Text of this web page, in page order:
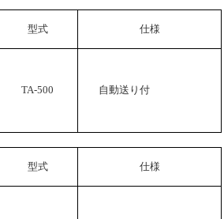
型式 仕様
TA-500 自動送り付
型式 仕様